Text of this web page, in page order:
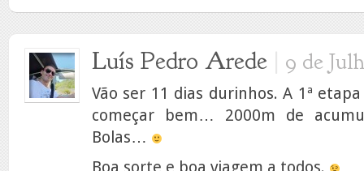
Luís Pedro Arede | 9 de
Vão ser 11 dias durinhos. A 1ª
começar bem… 2000m de
Bolas…